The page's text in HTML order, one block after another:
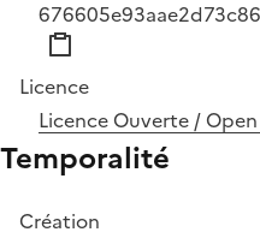
Licence
Licence Ouverte /
Temporalité
Création